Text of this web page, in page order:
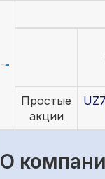
Простые
акции
О